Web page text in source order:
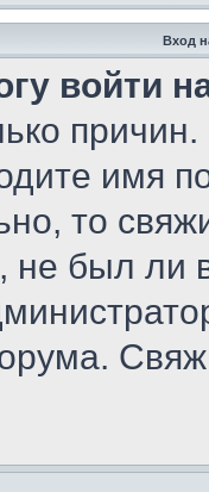
Вход
войти
имя
то
не был ли